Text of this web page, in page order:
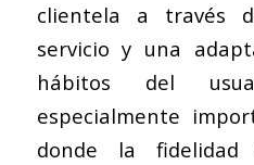
clientela a través
servicio y una
hábitos del
especialmente
donde la